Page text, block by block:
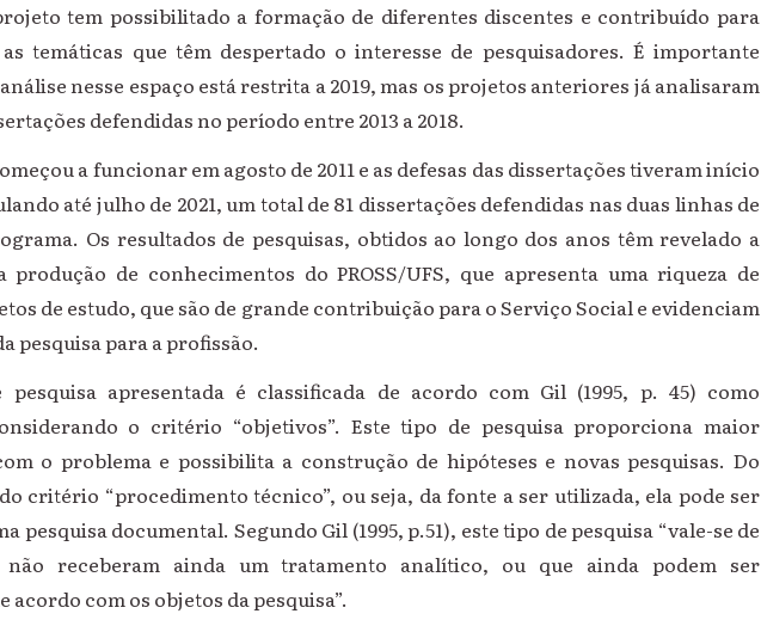
tem possibilitado a formação de diferentes discentes e contribuído para
temáticas que têm despertado o interesse de pesquisadores. É importante
análise nesse espaço está restrita a 2019, mas os projetos anteriores já analisaram
defendidas no período entre 2013 a 2018.
a funcionar em agosto de 2011 e as defesas das dissertações tiveram início
até julho de 2021, um totalde 81 dissertações defendidas nas duas linhas de
Os resultados de pesquisas, obtidos ao longo dos anos têm revelado a
produção de conhecimentos do PROSS/UFS, que apresenta uma riqueza de
de estudo, que são de grande contribuição para o Serviço Social e evidenciam
pesquisa para a profissão.
apresentada é classificada de acordo com Gil (1995, p. 45) como
o critério “objetivos”. Este tipo de pesquisa proporciona maior
o problema e possibilita a construção de hipóteses e novas pesquisas. Do
critério “procedimento técnico”, ou seja, da fonte a ser utilizada, ela pode ser
pesquisa documental. Segundo Gil (1995, p.51), este tipo de pesquisa “vale-se de
não receberam ainda um tratamento analítico, ou que ainda podem ser
acordo com os objetos da pesquisa”.